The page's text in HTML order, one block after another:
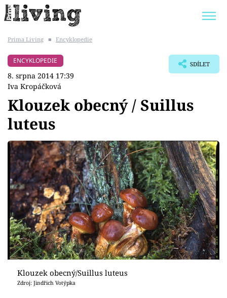
BYDLENÍ SLAVNÝCH
Témata
Bydlení
Zahrada
Design
Sledujte prima+
Přihlášení
Prima Living ■ Encyklopedie
ENCYKLOPEDIE
8. srpna 2014 17:39
Iva Kropáčková
SDÍLET
Klouzek obecný / Suillus
luteus
Klouzek obecný/Suillus luteus
Zdroj: Jindřich Votýpka